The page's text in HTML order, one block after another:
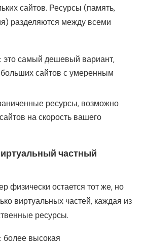
сайтов. Ресурсы (память,
разделяются между всеми
: это самый дешевый вариант,
сайтов с умеренным
ресурсы, возможно
на скорость вашего
частный
физически остается тот же, но
виртуальных частей, каждая из
ресурсы.
: более высокая